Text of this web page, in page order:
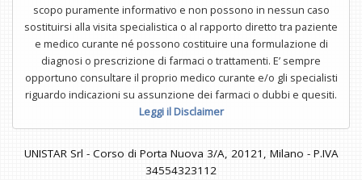
scopo puramente informativo e non possono in nessun caso
sostituirsi alla visita specialistica o al rapporto diretto tra paziente
e medico curante né possono costituire una formulazione di
diagnosi o prescrizione di farmaci o trattamenti. E’ sempre
opportuno consultare il proprio medico curante e/o gli specialisti
riguardo indicazioni su assunzione dei farmaci o dubbi e quesiti.
Leggi il Disclaimer
UNISTAR Srl - Corso di Porta Nuova 3/A, 20121, Milano - P.IVA
34554323112